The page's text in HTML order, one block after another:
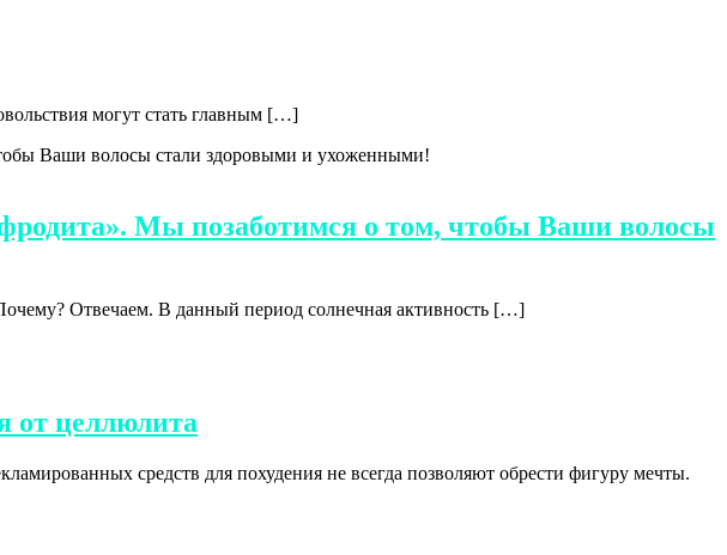
могут стать главным […]
Мы позаботимся о том, чтобы Ваши волосы
Отвечаем. В данный период солнечная активность […]
от целлюлита
средств для похудения не всегда позволяют обрести фигуру мечты.